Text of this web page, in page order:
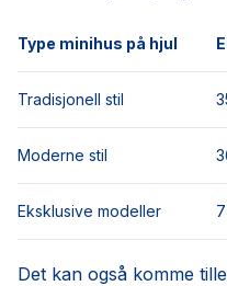
Type minihus på hjul
Tradisjonell stil
Moderne stil
Eksklusive modeller
Det kan også komme